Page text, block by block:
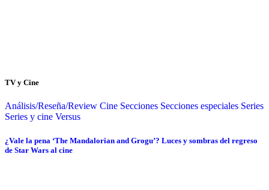
TV y Cine
Análisis/Reseña/Review Cine Secciones Secciones especiales Series
Series y cine Versus
¿Vale la pena ‘The Mandalorian and Grogu’? Luces y sombras del regreso
de Star Wars al cine